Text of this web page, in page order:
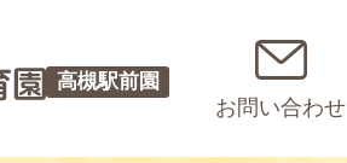
高槻駅前園
お問い合わせ